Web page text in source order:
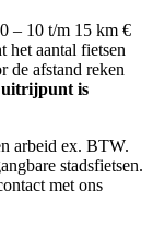
– 10 t/m 15 km €
het aantal fietsen
de afstand reken
uitrijpunt is
arbeid ex. BTW.
stadsfietsen.
met ons